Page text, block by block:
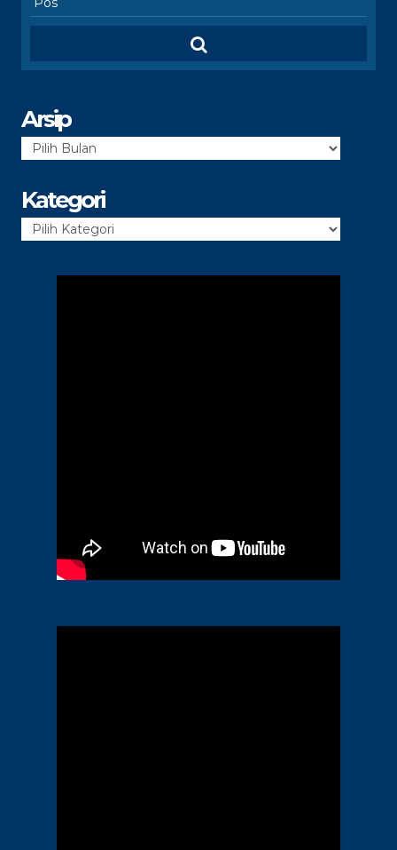
Arsip
Arsip
Kategori
Kategori